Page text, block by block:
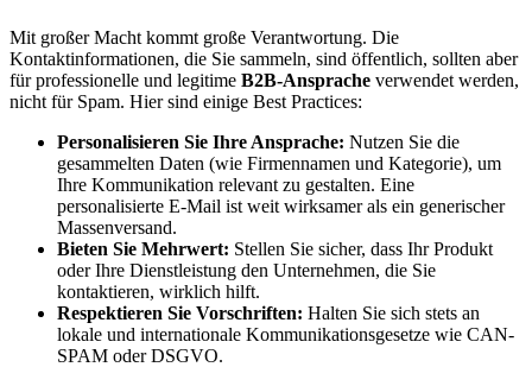
Mit großer Macht kommt große Verantwortung. Die
Kontaktinformationen, die Sie sammeln, sind öffentlich, sollten aber
für professionelle und legitime B2B-Ansprache verwendet werden,
nicht für Spam. Hier sind einige Best Practices:
Personalisieren Sie Ihre Ansprache: Nutzen Sie die
gesammelten Daten (wie Firmennamen und Kategorie), um
Ihre Kommunikation relevant zu gestalten. Eine
personalisierte E-Mail ist weit wirksamer als ein generischer
Massenversand.
Bieten Sie Mehrwert: Stellen Sie sicher, dass Ihr Produkt
oder Ihre Dienstleistung den Unternehmen, die Sie
kontaktieren, wirklich hilft.
Respektieren Sie Vorschriften: Halten Sie sich stets an
lokale und internationale Kommunikationsgesetze wie CAN-
SPAM oder DSGVO.